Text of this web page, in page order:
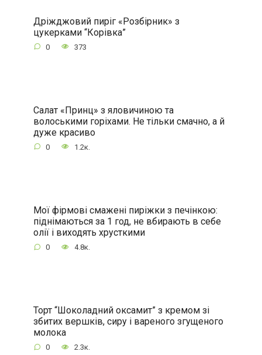
Дріжджовий пиріг «Розбірник» з
цукерками “Корівка”
0 373
Салат «Принц» з яловичиною та
волоськими горіхами. Не тільки смачно, а й
дуже красиво
0 1.2к.
Мої фірмові смажені пиріжки з печінкою:
піднімаються за 1 год, не вбирають в себе
олії і виходять хрусткими
0 4.8к.
Торт “Шоколадний оксамит” з кремом зі
збитих вершків, сиру і вареного згущеного
молока
0 2.3к.